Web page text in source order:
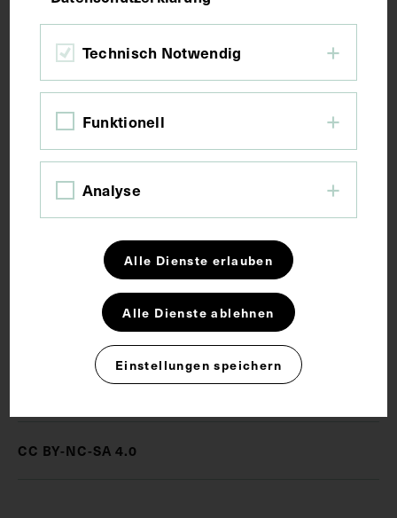
Bildmaß 10,8 x 7 cm
Bildmaß inkl. Untergrund 14,5 x 8,1 cm
Kurzbeschreibung
Die Fotografie stammt vermutlich aus der
Sammlung von Adam Politzer.
Schlagwörter
Kartei Ohrenheilkunde
CC BY-NC-SA 4.0
Technisch Notwendig
Funktionell
Analyse
Alle Dienste erlauben
Alle Dienste ablehnen
Einstellungen speichern